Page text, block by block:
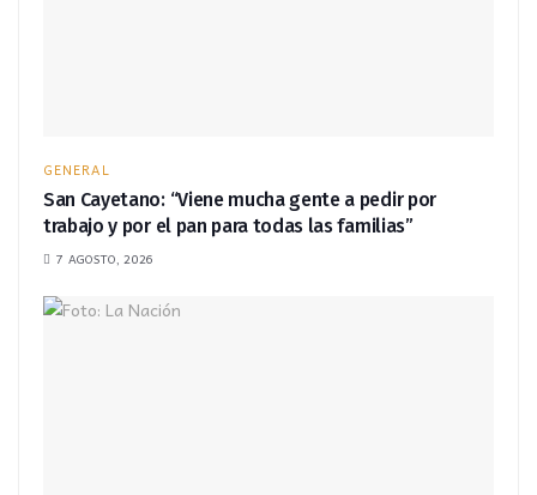
GENERAL
San Cayetano: “Viene mucha gente a pedir por
trabajo y por el pan para todas las familias”
7 AGOSTO, 2026